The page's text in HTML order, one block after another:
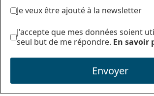
Je veux être ajouté à la newsletter
J'accepte que mes données soient
seul but de me répondre. En savoir
Envoyer